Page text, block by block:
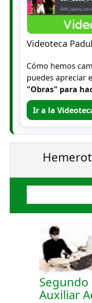
Videoteca Padul
Cómo hemos
puedes apreciar
"Obras" para
Ir a la
Segundo
Auxiliar